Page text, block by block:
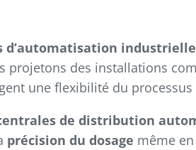
d’automatisation industrielle
projetons des installations
une flexibilité du
de distribution
précision du dosage même